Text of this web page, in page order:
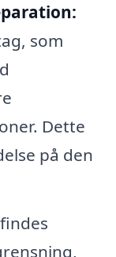
som
Dette
på den